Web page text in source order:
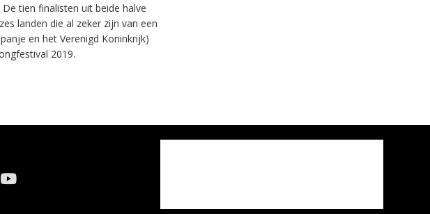
De tien finalisten uit beide halve
landen die al zeker zijn van een
en het Verenigd Koninkrijk)
2019.